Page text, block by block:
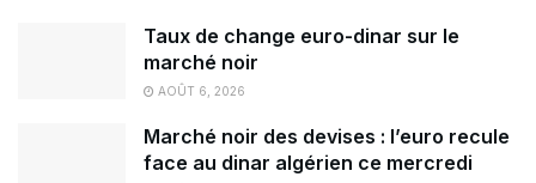
Taux de change euro-dinar sur le
marché noir
AOÛT 6, 2026
Marché noir des devises : l’euro recule
face au dinar algérien ce mercredi